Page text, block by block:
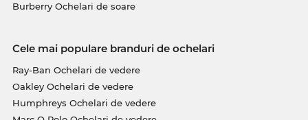
Burberry Ochelari de soare
Cele mai populare branduri de ochelari
Ray-Ban Ochelari de vedere
Oakley Ochelari de vedere
Humphreys Ochelari de vedere